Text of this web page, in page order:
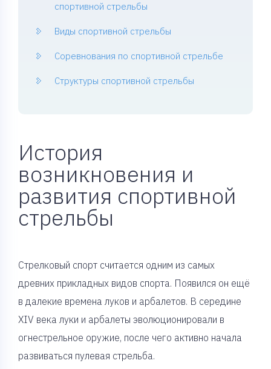
спортивной стрельбы
Виды спортивной стрельбы
Соревнования по спортивной стрельбе
Структуры спортивной стрельбы
История
возникновения и
развития спортивной
стрельбы
Стрелковый спорт считается одним из самых
древних прикладных видов спорта. Появился он ещё
в далекие времена луков и арбалетов. В середине
XIV века луки и арбалеты эволюционировали в
огнестрельное оружие, после чего активно начала
развиваться пулевая стрельба.